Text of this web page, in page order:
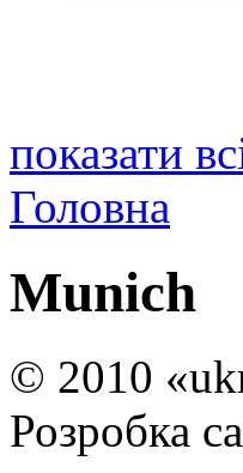
показати
Головна
Munich
© 2010
Розробка